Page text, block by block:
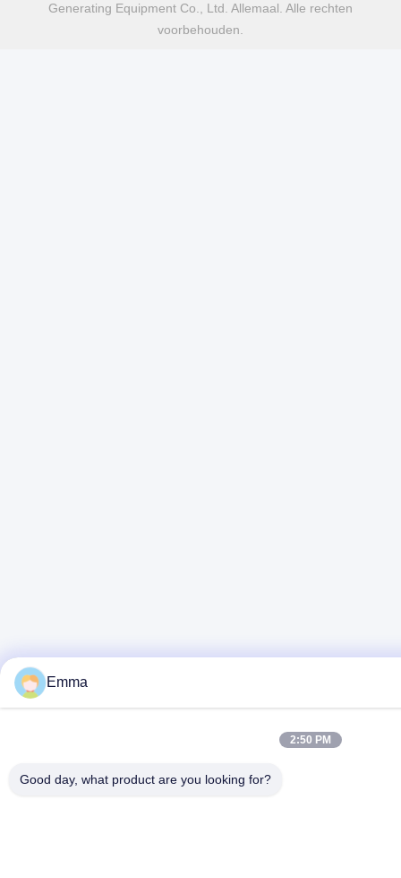
Generating Equipment Co., Ltd. Allemaal. Alle rechten
voorbehouden.
Emma
2:50 PM
Good day, what product are you looking for?